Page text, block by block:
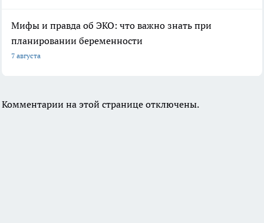
Мифы и правда об ЭКО: что важно знать при
планировании беременности
7 августа
Комментарии на этой странице отключены.